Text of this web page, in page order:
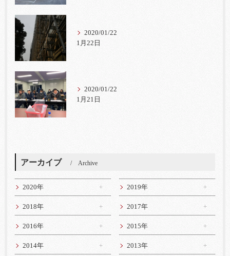
2020/01/22
1月22日
2020/01/22
1月21日
アーカイブ Archive
2020年 2019年
2018年 2017年
2016年 2015年
2014年 2013年